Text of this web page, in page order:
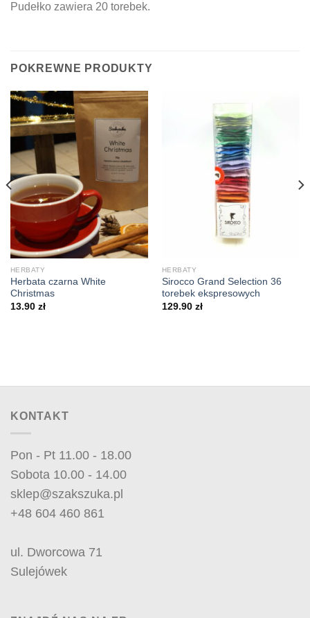
Pudełko zawiera 20 torebek.
POKREWNE PRODUKTY
HERBATY
Herbata czarna White
Christmas
13.90 zł
HERBATY
Sirocco Grand Selection 36
torebek ekspresowych
129.90 zł
KONTAKT
Pon - Pt 11.00 - 18.00
Sobota 10.00 - 14.00
sklep@szakszuka.pl
+48 604 460 861
ul. Dworcowa 71
Sulejówek